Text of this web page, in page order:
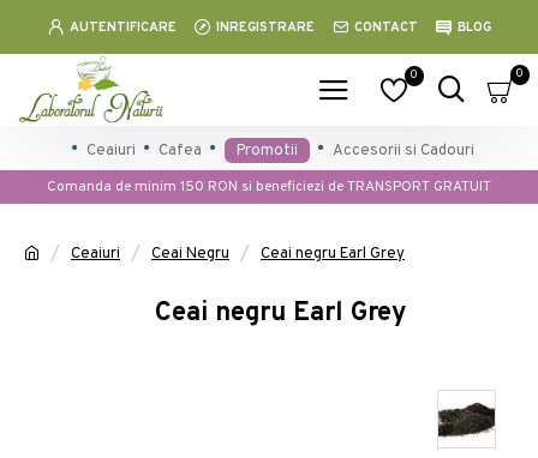
AUTENTIFICARE INREGISTRARE CONTACT BLOG
0 0
Ceaiuri Cafea Promotii
Accesorii si Cadouri
Comanda de minim 150 RON si beneficiezi de TRANSPORT GRATUIT
Ceaiuri Ceai Negru Ceai negru Earl Grey
Ceai negru Earl Grey